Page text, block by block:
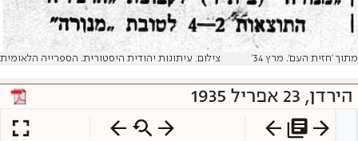
מתוך 'חזית העם'. מרץ 34' צילום: עיתונות יהודית היסטורית. הספרייה הלאומית